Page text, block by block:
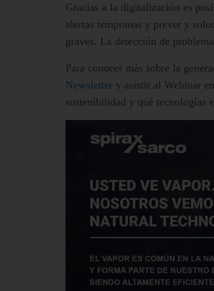
Gracias a la digitalización es
alertas tempranas y prever y
graves. La detección de
Para conocer más sobre la
Newslettery asistir al Webinar
sostenibilidad y qué tecnologías